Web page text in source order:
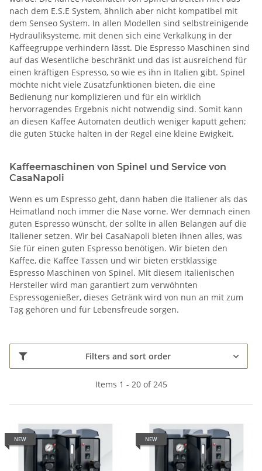
nach dem E.S.E System, ähnlich aber nicht kompatibel mit
dem Senseo System. In allen Modellen sind selbstreinigende
Hydrauliksysteme, mit denen sich eine Verkalkung in der
Kaffeegruppe verhindern lässt. Die Espresso Maschinen sind
auf das Wesentliche beschränkt und das ist ausreichend für
einen kräftigen Espresso, so wie es ihn in Italien gibt. Spinel
möchte nicht viele Zusatzfunktionen bieten, die eine
Bedienung nur komplizieren und für ein wirklich
hervorragendes Ergebnis nicht notwendig sind. Somit kann
an diesen Kaffee Automaten deutlich weniger kaputt gehen;
die guten Stücke halten in der Regel eine kleine Ewigkeit.
Kaffeemaschinen von Spinel und Service von
CasaNapoli
Wenn es um Espresso geht, dann haben die Italiener als das
Heimatland noch immer die Nase vorne. Wer demnach einen
guten Espresso wünscht, der sollte in allen Belangen auf die
Italiener setzen. Wir bei CasaNapoli bieten ihnen alles, was
Sie für einen guten Espresso benötigen. Wir bieten den
Kaffee, die Kaffee Tassen und wir bieten erstklassige
Espresso Maschinen von Spinel. Mit diesem italienischen
Hersteller wird man garantiert zum verwöhnten
Espressogenießer, dieses Getränk wird von nun an mit zum
Tag gehören und für Lebensfreude sorgen.
Filters and sort order
Items 1 - 20 of 245
NEW NEW